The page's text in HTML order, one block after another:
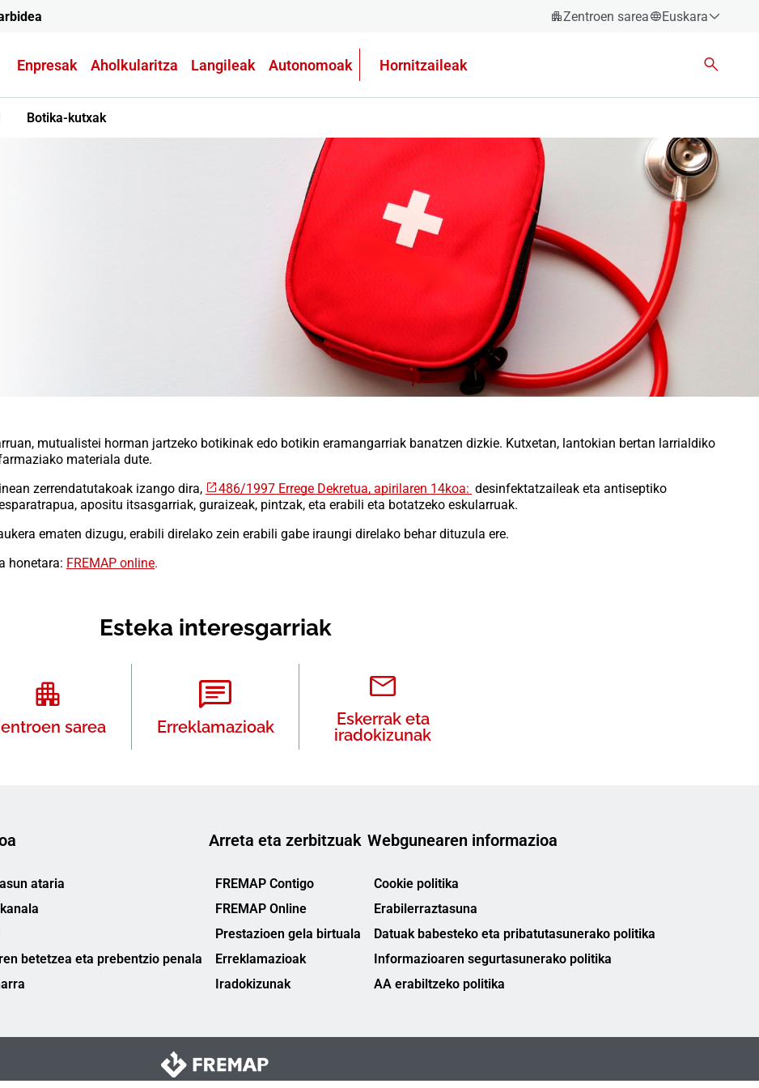
Zentroen sarea
Euskara
Valencià
English
Enpresak Aholkularitza Langileak Autonomoak Hornitzaileak
Botika-kutxak
mutualistei horman jartzeko botikinak edo botikin eramangarriak banatzen dizkie. Kutxetan, lantokian bertan larrialdiko
materiala dute.
zerrendatutakoak izango dira,
486/1997 Errege Dekretua, apirilaren 14koa: desinfektatzaileak eta antiseptiko
apositu itsasgarriak, guraizeak, pintzak, eta erabili eta botatzeko eskularruak.
ematen dizugu, erabili direlako zein erabili gabe iraungi direlako behar dituzula ere.
honetara: FREMAP online.
Esteka interesgarriak
sarea Erreklamazioak
Eskerrak eta
iradokizunak
ataria
betetzea eta prebentzio penala
Arreta eta zerbitzuak
FREMAP Contigo
FREMAP Online
Prestazioen gela birtuala
Erreklamazioak
Iradokizunak
Webgunearen informazioa
Cookie politika
Erabilerraztasuna
Datuak babesteko eta pribatutasunerako politika
Informazioaren segurtasunerako politika
AA erabiltzeko politika